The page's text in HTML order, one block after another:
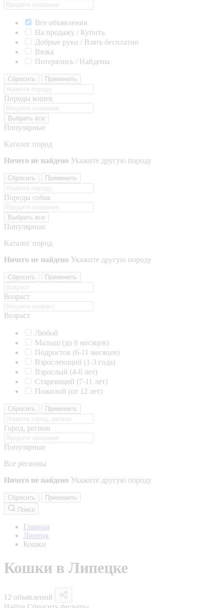
Все объявления
На продажу / Купить
Добрые руки / Взять бесплатно
Вязка
Потерялись / Найдены
Сбросить Применить
Породы кошек
Выбрать все
Популярные
Каталог пород
Ничего не найдено Укажите другую породу
Сбросить Применить
Породы собак
Выбрать все
Популярные
Каталог пород
Ничего не найдено Укажите другую породу
Сбросить Применить
Возраст
Возраст
Любой
Малыш (до 6 месяцев)
Подросток (6-11 месяцев)
Взрослеющий (1-3 года)
Взрослый (4-6 лет)
Стареющий (7-11 лет)
Пожилой (от 12 лет)
Сбросить Применить
Город, регион
Популярные
Все регионы
Ничего не найдено Укажите другую породу
Сбросить
Применить
Поиск
Главная
Липецк
Кошки
Кошки в Липецке
12 объявлений